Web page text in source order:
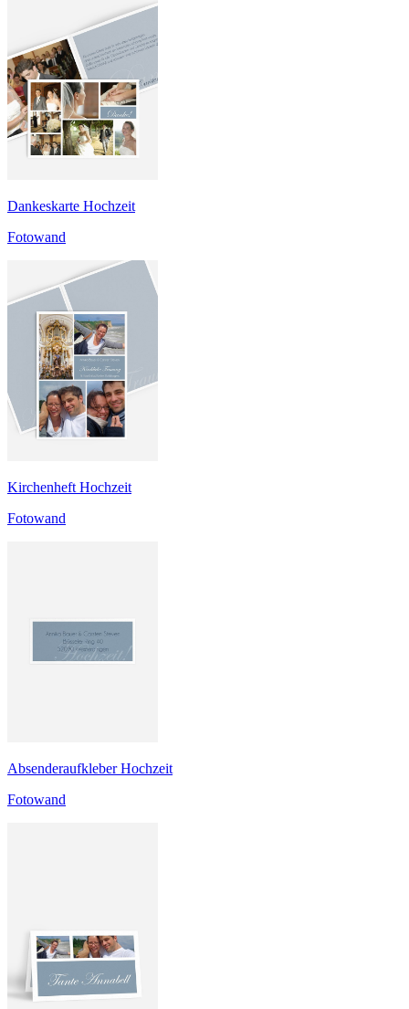
Dankeskarte Hochzeit
Fotowand
Kirchenheft Hochzeit
Fotowand
Absenderaufkleber Hochzeit
Fotowand